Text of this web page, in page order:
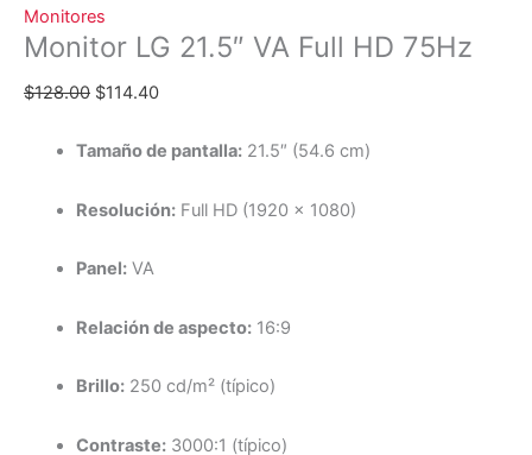
Monitores
Monitor LG 21.5″ VA Full HD 75Hz
$128.00 $114.40
Tamaño de pantalla:21.5″ (54.6 cm)
Resolución:Full HD (1920 x 1080)
Panel:VA
Relación de aspecto:16:9
Brillo:250 cd/m² (típico)
Contraste:3000:1 (típico)